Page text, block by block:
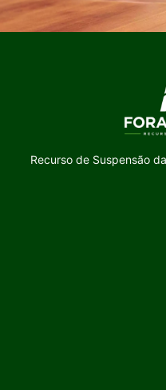
Recurso de Suspensão